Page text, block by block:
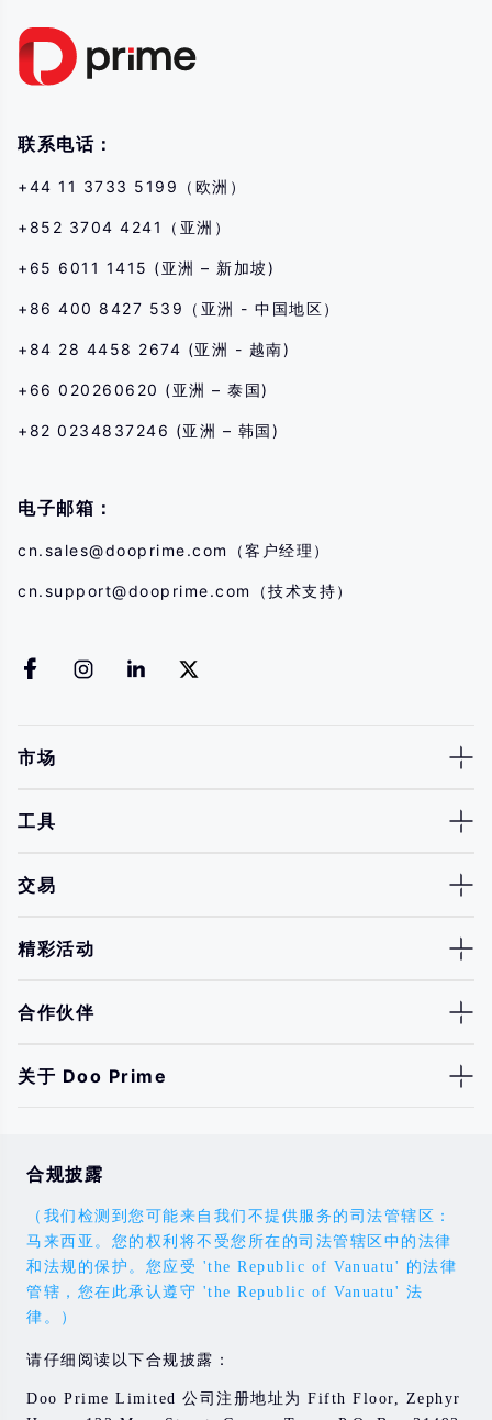
い。当社がここに開示したリスクを理解できない場合は、独立した専門家の
助言を求める必要があります。
联系电话：
+44 11 3733 5199（欧洲）
+852 3704 4241（亚洲）
+65 6011 1415 (亚洲 – 新加坡)
+86 400 8427 539（亚洲 - 中国地区）
+84 28 4458 2674 (亚洲 - 越南)
+66 020260620 (亚洲 – 泰国)
+82 0234837246 (亚洲 – 韩国)
电子邮箱：
cn.sales@dooprime.com （客户经理）
cn.support@dooprime.com （技术支持）
市场
工具
交易
精彩活动
合作伙伴
关于 Doo Prime
合规披露
（我们检测到您可能来自我们不提供服务的司法管辖区：
马来西亚。您的权利将不受您所在的司法管辖区中的法律
和法规的保护。您应受 'the Republic of Vanuatu' 的法律
管辖，您在此承认遵守 'the Republic of Vanuatu' 法
律。）
请仔细阅读以下合规披露：
Doo Prime Limited 公司注册地址为 Fifth Floor, Zephyr